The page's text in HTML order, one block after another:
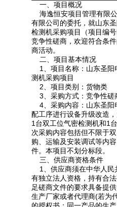
一、项目概况
海逸恒安项目管理有限
有限公司的委托，就山东
检测机采购项目（项目编
竞争性磋商，欢迎符合条
商活动。
二、项目基本情况
1、项目名称：山东圣阳
测机采购项目
2、项目类别：货物类
3、采购方式：竞争性磋
4、采购内容：山东圣阳
配工序进行设备升级改造
1台双工位气密检测机和1
次采购内容包括但不限于
购、运输及安装调试等内
件。本项目不划分标段。
三、供应商资格条件
1、供应商须在中华人民
有独立法人资格，持有合
足磋商文件的要求具备提
生产厂家或者代理商(若为